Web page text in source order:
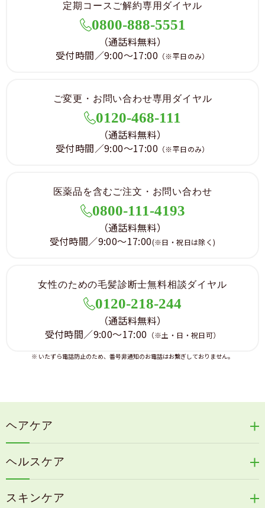
定期コースご解約専用ダイヤル
0800-888-5551
（通話料無料）
受付時間／9:00～17:00 （※平日のみ）
ご変更・お問い合わせ専用ダイヤル
0120-468-111
（通話料無料）
受付時間／9:00～17:00 （※平日のみ）
医薬品を含むご注文・お問い合わせ
0800-111-4193
（通話料無料）
受付時間／9:00～17:00(※日・祝日は除く)
女性のための毛髪診断士無料相談ダイヤル
0120-218-244
（通話料無料）
受付時間／9:00～17:00 （※土・日・祝日可）
※ いたずら電話防止のため、番号非通知のお電話はお繋ぎしておりません。
ヘアケア
冷感育毛エッセンス
ヘルスケア
スキンケア